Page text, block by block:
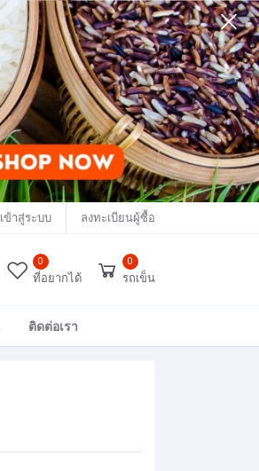
เข้าสู่ระบบ ลงทะเบียนผู้ซื้อ
0
ที่อยากได้
0
รถเข็น
ติดต่อเรา